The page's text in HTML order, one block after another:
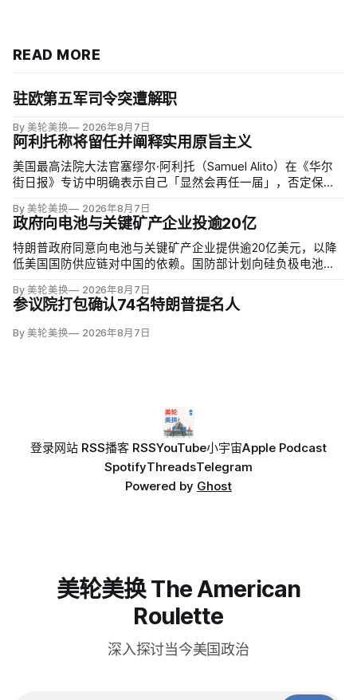
READ MORE
驻欧第五军司令突遭解职
By 美轮美换 2026年8月7日
阿利托称将留任并阐释实用原旨主义
美国最高法院大法官塞缪尔·阿利托（Samuel Alito）在《华尔
街日报》专访中明确表示自己「显然会再任一届」，否定保守
者的呼声。76岁的阿利托称这类催退提醒他生命有限，却也暗
含法官可以互换的误解。
By 美轮美换 2026年8月7日
政府向电池与关键矿产企业投逾20亿
特朗普政府同意向电池与关键矿产企业提供逾20亿美元，以降
低美国国防供应链对中国的依赖。国防部计划向硅负极电池公
开采钪的日出能源金属公司（Sunrise Energy Metals）提供4亿
美元贷款，美…
By 美轮美换 2026年8月7日
参议院打包确认74名特朗普提名人
By 美轮美换 2026年8月7日
登录网站 RSS播客 RSSYouTube小宇宙Apple Podcast
SpotifyThreadsTelegram
Powered by Ghost
美轮美换 The American
Roulette
深入探讨当今美国政治